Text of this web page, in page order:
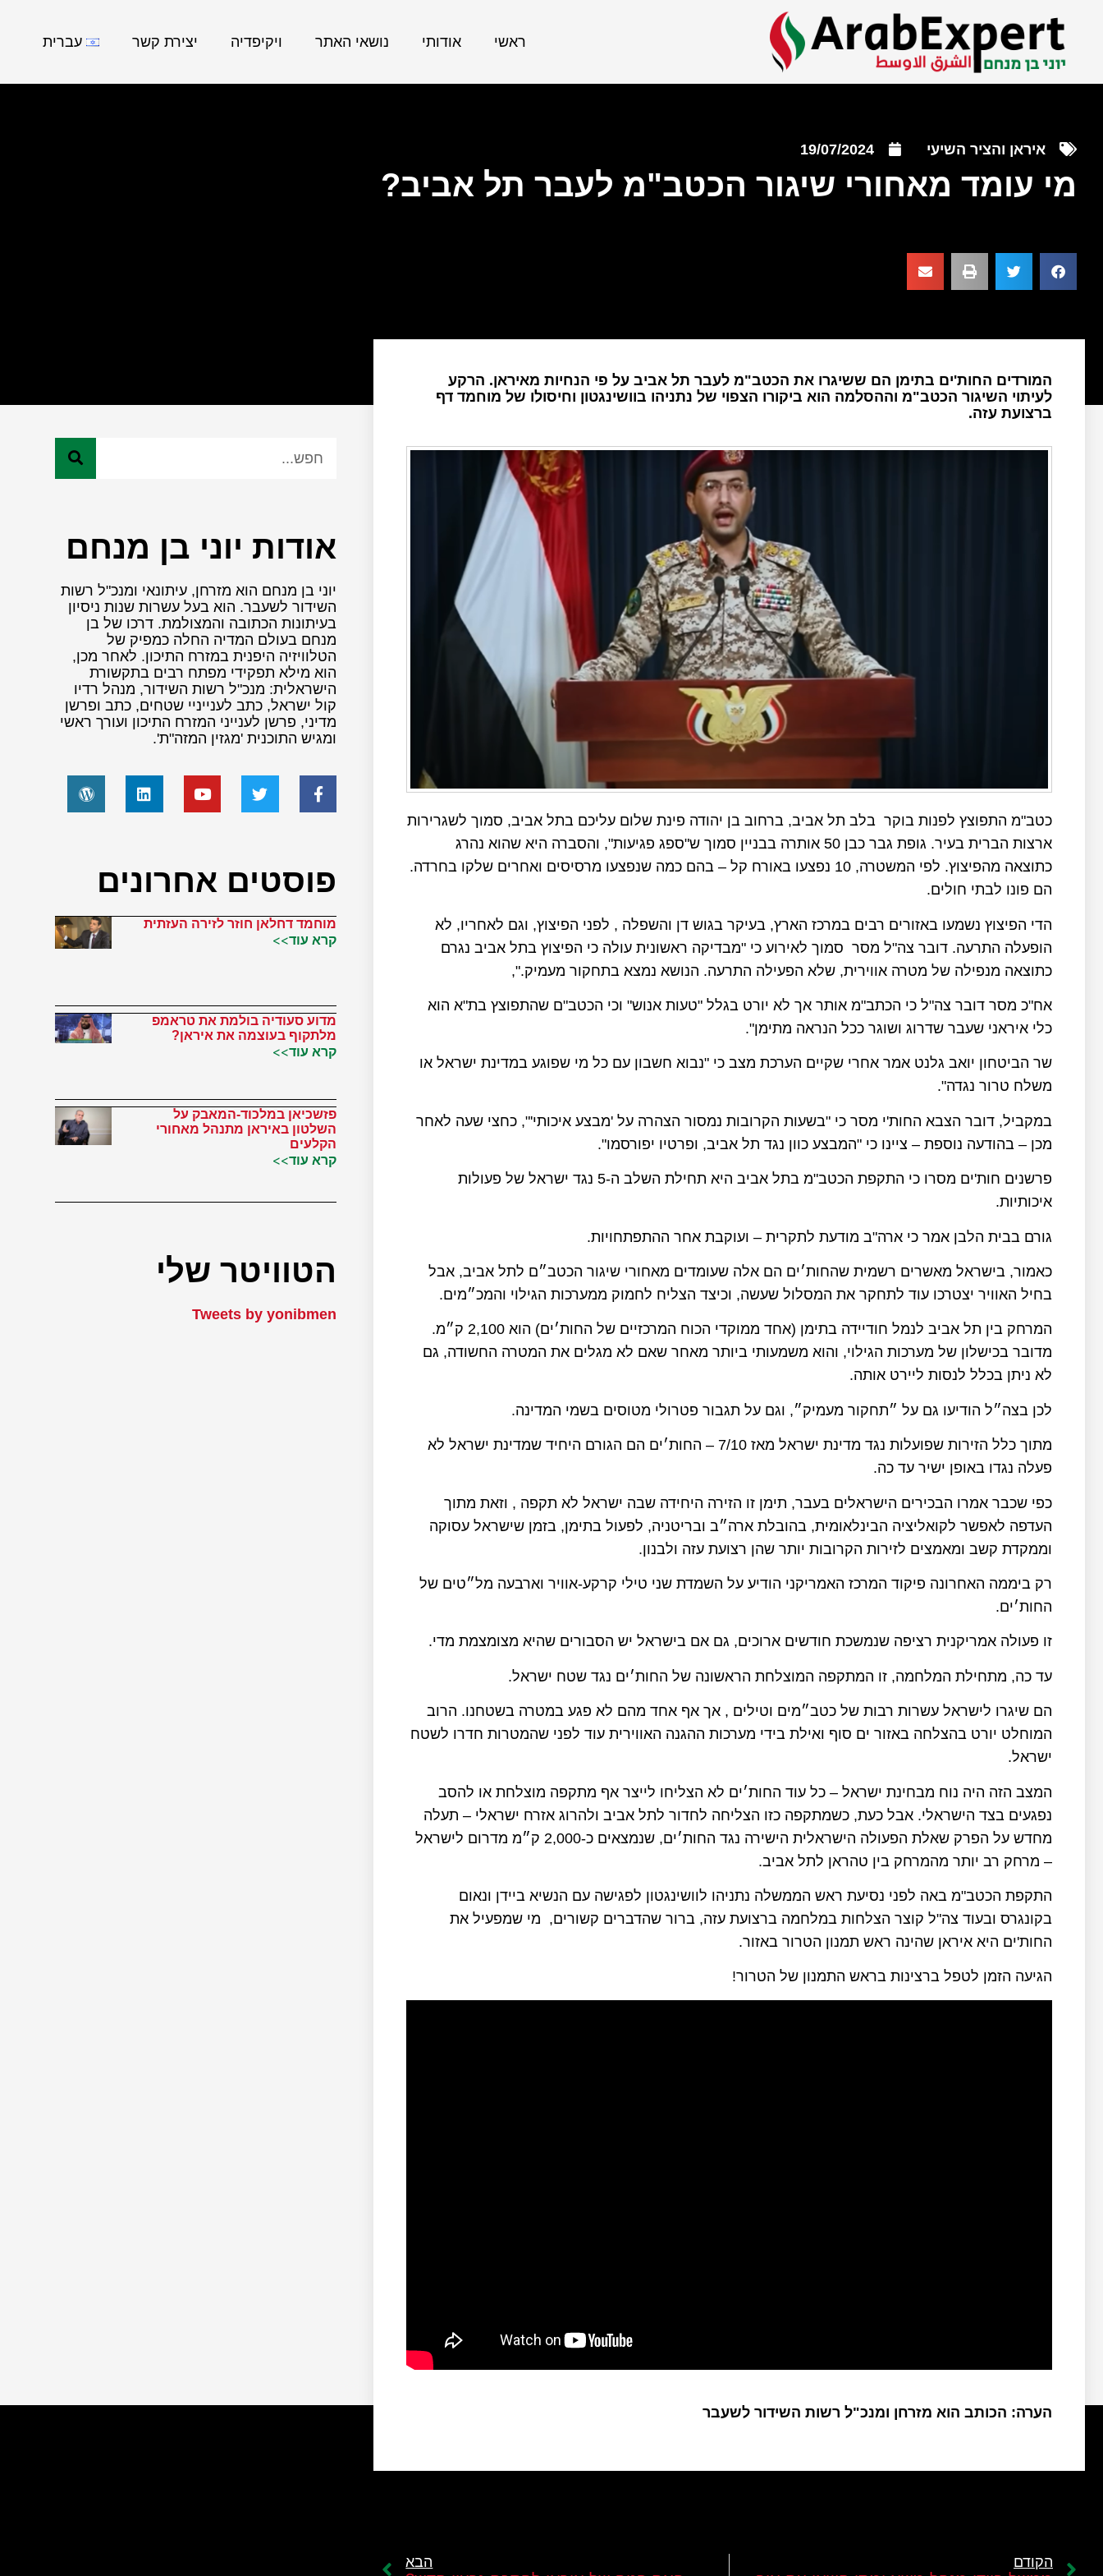
ראשי אודותי נושאי האתר ויקיפדיה יצירת קשר עברית
איראן והציר השיעי 19/07/2024
מי עומד מאחורי שיגור הכטב"מ לעבר תל אביב?
המורדים החות'ים בתימן הם ששיגרו את הכטב"מ לעבר תל אביב על פי הנחיות מאיראן. הרקע
לעיתוי השיגור הכטב"מ וההסלמה הוא ביקורו הצפוי של נתניהו בוושינגטון וחיסולו של מוחמד דף
ברצועת עזה.
כטב"מ התפוצץ לפנות בוקר בלב תל אביב, ברחוב בן יהודה פינת שלום עליכם בתל אביב, סמוך לשגרירות
ארצות הברית בעיר. גופת גבר כבן 50 אותרה בבניין סמוך ש"ספג פגיעות", והסברה היא שהוא נהרג
כתוצאה מהפיצוץ. לפי המשטרה, 10 נפצעו באורח קל – בהם כמה שנפצעו מרסיסים ואחרים שלקו בחרדה.
הם פונו לבתי חולים.
הדי הפיצוץ נשמעו באזורים רבים במרכז הארץ, בעיקר בגוש דן והשפלה , לפני הפיצוץ, וגם לאחריו, לא
הופעלה התרעה. דובר צה"ל מסר סמוך לאירוע כי "מבדיקה ראשונית עולה כי הפיצוץ בתל אביב נגרם
כתוצאה מנפילה של מטרה אווירית, שלא הפעילה התרעה. הנושא נמצא בתחקור מעמיק.",
אח"כ מסר דובר צה"ל כי הכתב"מ אותר אך לא יורט בגלל "טעות אנוש" וכי הכטב"ם שהתפוצץ בת"א הוא
כלי איראני שעבר שדרוג ושוגר ככל הנראה מתימן".
שר הביטחון יואב גלנט אמר אחרי שקיים הערכת מצב כי "נבוא חשבון עם כל מי שפוגע במדינת ישראל או
משלח טרור נגדה".
במקביל, דובר הצבא החות'י מסר כי "בשעות הקרובות נמסור הצהרה על 'מבצע איכותי'", כחצי שעה לאחר
מכן – בהודעה נוספת – ציינו כי "המבצע כוון נגד תל אביב, ופרטיו יפורסמו".
פרשנים חות'ים מסרו כי התקפת הכטב"מ בתל אביב היא תחילת השלב ה-5 נגד ישראל של פעולות
איכותיות.
גורם בבית הלבן אמר כי ארה"ב מודעת לתקרית – ועוקבת אחר ההתפתחויות.
כאמור, בישראל מאשרים רשמית שהחות׳ים הם אלה שעומדים מאחורי שיגור הכטב״ם לתל אביב, אבל
בחיל האוויר יצטרכו עוד לתחקר את המסלול שעשה, וכיצד הצליח לחמוק ממערכות הגילוי והמכ״מים.
המרחק בין תל אביב לנמל חודיידה בתימן (אחד ממוקדי הכוח המרכזיים של החות׳ים) הוא 2,100 ק״מ.
מדובר בכישלון של מערכות הגילוי, והוא משמעותי ביותר מאחר שאם לא מגלים את המטרה החשודה, גם
לא ניתן בכלל לנסות ליירט אותה.
לכן בצה״ל הודיעו גם על ״תחקור מעמיק״, וגם על תגבור פטרולי מטוסים בשמי המדינה.
⁠מתוך כלל הזירות שפועלות נגד מדינת ישראל מאז 7/10 – החות׳ים הם הגורם היחיד שמדינת ישראל לא
פעלה נגדו באופן ישיר עד כה.
כפי שכבר אמרו הבכירים הישראלים בעבר, תימן זו הזירה היחידה שבה ישראל לא תקפה , וזאת מתוך
העדפה לאפשר לקואליציה הבינלאומית, בהובלת ארה״ב ובריטניה, לפעול בתימן, בזמן שישראל עסוקה
וממקדת קשב ומאמצים לזירות הקרובות יותר שהן רצועת עזה ולבנון.
רק ביממה האחרונה פיקוד המרכז האמריקני הודיע על השמדת שני טילי קרקע-אוויר וארבעה מל״טים של
החות׳ים.
זו פעולה אמריקנית רציפה שנמשכת חודשים ארוכים, גם אם בישראל יש הסבורים שהיא מצומצמת מדי.
עד כה, מתחילת המלחמה, זו המתקפה המוצלחת הראשונה של החות׳ים נגד שטח ישראל.
הם שיגרו לישראל עשרות רבות של כטב״מים וטילים , אך אף אחד מהם לא פגע במטרה בשטחנו. הרוב
המוחלט יורט בהצלחה באזור ים סוף ואילת בידי מערכות ההגנה האווירית עוד לפני שהמטרות חדרו לשטח
ישראל.
המצב הזה היה נוח מבחינת ישראל – כל עוד החות׳ים לא הצליחו לייצר אף מתקפה מוצלחת או להסב
נפגעים בצד הישראלי. אבל כעת, כשמתקפה כזו הצליחה לחדור לתל אביב ולהרוג אזרח ישראלי – תעלה
מחדש על הפרק שאלת הפעולה הישראלית הישירה נגד החות׳ים, שנמצאים כ-2,000 ק״מ מדרום לישראל
– מרחק רב יותר מהמרחק בין טהראן לתל אביב.
התקפת הכטב"מ באה לפני נסיעת ראש הממשלה נתניהו לוושינגטון לפגישה עם הנשיא ביידן ונאום
בקונגרס ובעוד צה"ל קוצר הצלחות במלחמה ברצועת עזה, ברור שהדברים קשורים, מי שמפעיל את
החות'ים היא איראן שהינה ראש תמנון הטרור באזור.
הגיעה הזמן לטפל ברצינות בראש התמנון של הטרור!
הערה: הכותב הוא מזרחן ומנכ"ל רשות השידור לשעבר
אודות יוני בן מנחם
יוני בן מנחם הוא מזרחן, עיתונאי ומנכ"ל רשות
השידור לשעבר. הוא בעל עשרות שנות ניסיון
בעיתונות הכתובה והמצולמת. דרכו של בן
מנחם בעולם המדיה החלה כמפיק של
הטלוויזיה היפנית במזרח התיכון. לאחר מכן,
הוא מילא תפקידי מפתח רבים בתקשורת
הישראלית: מנכ"ל רשות השידור, מנהל רדיו
קול ישראל, כתב לענייניי שטחים, כתב ופרשן
מדיני, פרשן לענייני המזרח התיכון ועורך ראשי
ומגיש התוכנית 'מגזין המזה"ת'.
פוסטים אחרונים
מוחמד דחלאן חוזר לזירה העזתית
קרא עוד>>
מדוע סעודיה בולמת את טראמפ
מלתקוף בעוצמה את איראן?
קרא עוד>>
פזשכיאן במלכוד-המאבק על
השלטון באיראן מתנהל מאחורי
הקלעים
קרא עוד>>
הטוויטר שלי
Tweets by yonibmen
הקודם הבא